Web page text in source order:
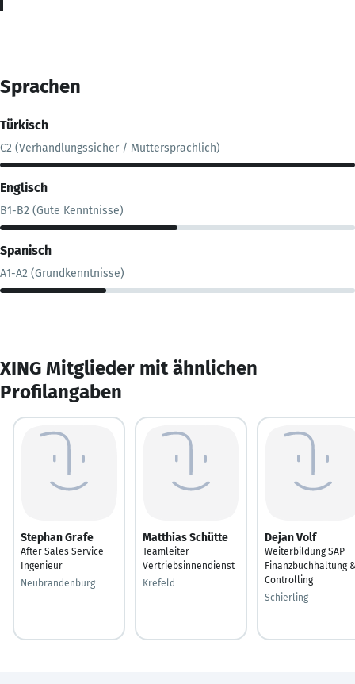
Sprachen
Türkisch
C2 (Verhandlungssicher / Muttersprachlich)
Englisch
B1-B2 (Gute Kenntnisse)
Spanisch
A1-A2 (Grundkenntnisse)
XING Mitglieder mit ähnlichen
Profilangaben
Stephan Grafe
After Sales Service
Ingenieur
Neubrandenburg
Matthias Schütte
Teamleiter
Vertriebsinnendienst
Krefeld
Dejan Volf
Weiterbildung SAP
Finanzbuchhaltung
Controlling
Schierling